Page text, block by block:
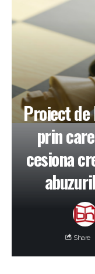
Proiect de
prin
cesiona
Share